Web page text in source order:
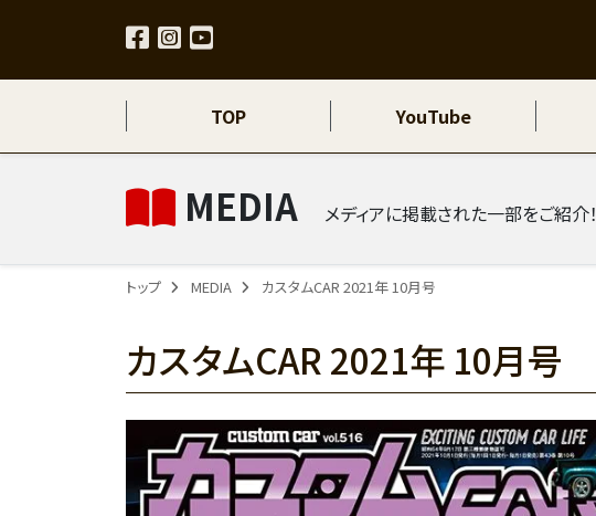
TOP YouTube
MEDIA メディアに掲載された一部をご紹介！
トップ MEDIA カスタムCAR 2021年 10月号
カスタムCAR 2021年 10月号